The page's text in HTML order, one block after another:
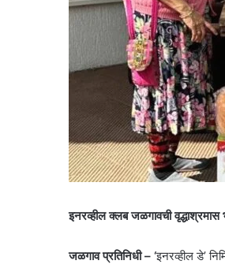
इनरव्हील क्लब जळगावची
जळगाव प्रतिनिधी – ‘इनरव्हील डे’